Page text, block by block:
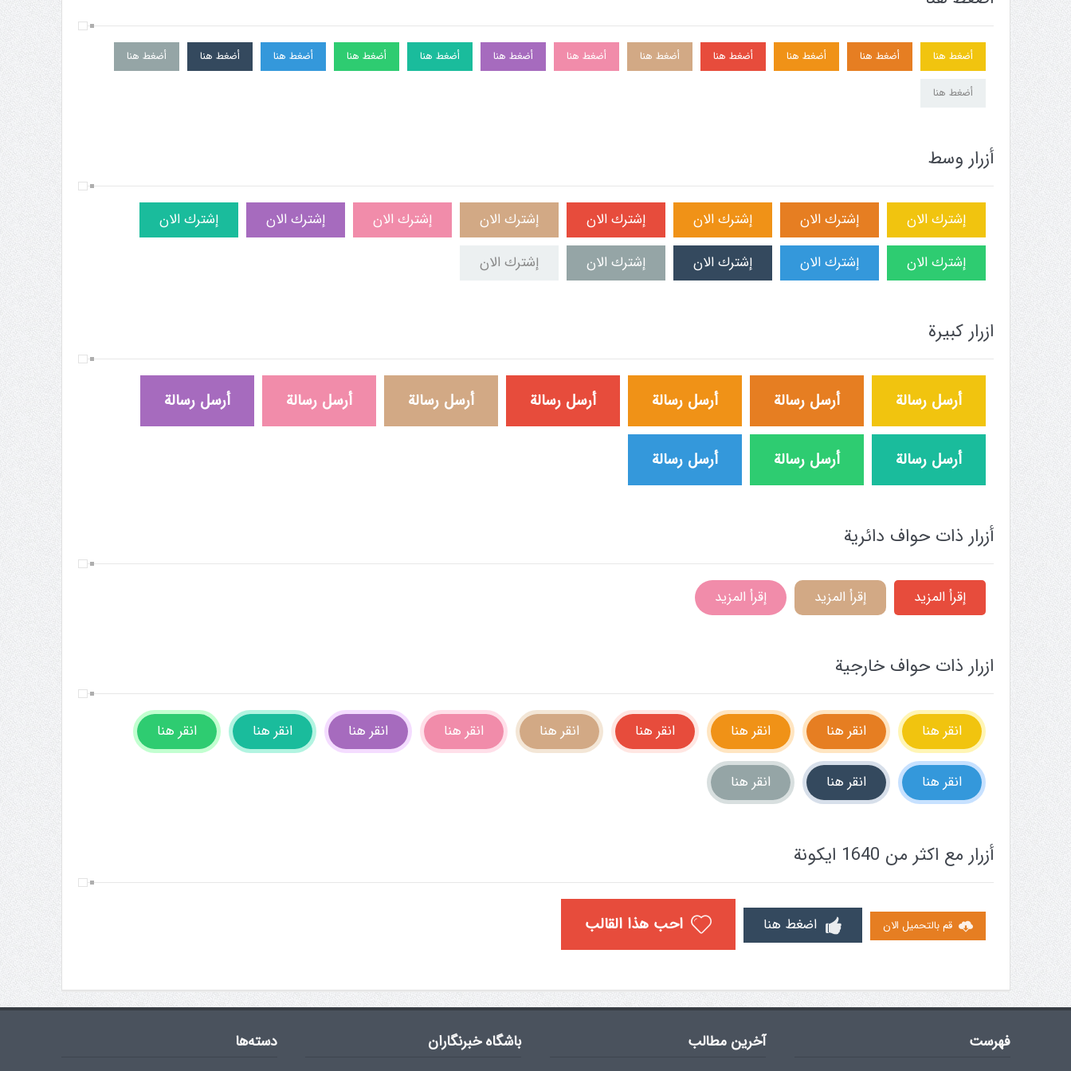
أضغط هنا أضغط هنا أضغط هنا أضغط هنا أضغط هنا أضغط هنا أضغط هنا أضغط هنا أضغط هنا أضغط هنا أضغط هنا أضغط هنا
أضغط هنا
أزرار وسط
إشترك الان إشترك الان إشترك الان إشترك الان إشترك الان إشترك الان إشترك الان
إشترك الان
إشترك الان
إشترك الان إشترك الان إشترك الان إشترك الان
ازرار كبيرة
أرسل رسالة أرسل رسالة أرسل رسالة أرسل رسالة أرسل رسالة أرسل رسالة أرسل رسالة
أرسل رسالة أرسل رسالة أرسل رسالة
أزرار ذات حواف دائرية
إقرأ المزيد إقرأ المزيد إقرأ المزيد
ازرار ذات حواف خارجية
انقر هنا انقر هنا انقر هنا انقر هنا انقر هنا انقر هنا انقر هنا انقر هنا انقر هنا
انقر هنا انقر هنا انقر هنا
أزرار مع اكثر من 1640 ايكونة
قم بالتحميل الان اضغط هنا احب هذا القالب
فهرست آخرین مطالب باشگاه خبرنگاران دسته‌ها